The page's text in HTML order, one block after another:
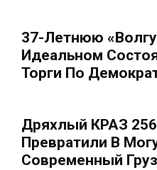
37-Летнюю
Идеальном
Торги По
Дряхлый КРАЗ
Превратили В
Современный